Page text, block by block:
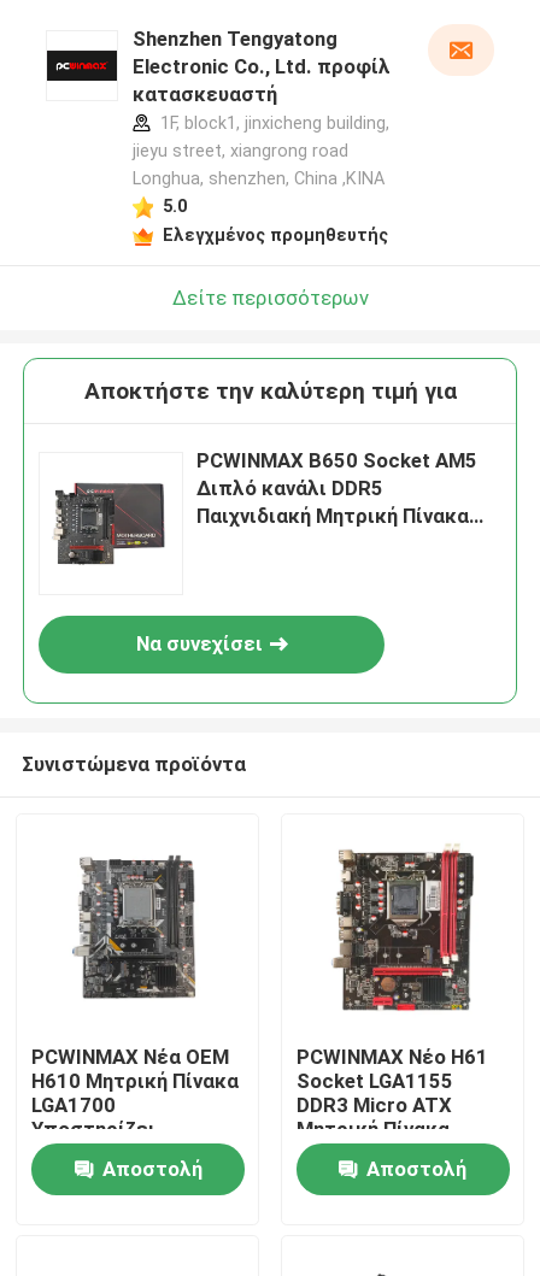
Σπίτι
Προϊόντα
Shenzhen Tengyatong
Electronic Co., Ltd. προφίλ
κατασκευαστή
1F, block1, jinxicheng building,
jieyu street, xiangrong road
Longhua, shenzhen, China ,ΚΙΝΑ
5.0
Ελεγχμένος προμηθευτής
Δείτε περισσότερων
Αποκτήστε την καλύτερη τιμή για
PCWINMAX B650 Socket AM5
Διπλό κανάλι DDR5
Παιχνιδιακή Μητρική Πίνακα
Να συνεχίσει
Συνιστώμενα προϊόντα
PCWINMAX Νέα OEM
H610 Μητρική Πίνακα
LGA1700
Υποστηρίζει
14η/13η/12η Γενιά
Intel Core Processors
MATX
Αποστολή
PCWINMAX Νέο H61
Socket LGA1155
DDR3 Micro ATX
Μητρική Πίνακα
Πληροφορικής
Παιχνιδιών για 2η / 3η
Γενιά I3 I5 I7
Αποστολή